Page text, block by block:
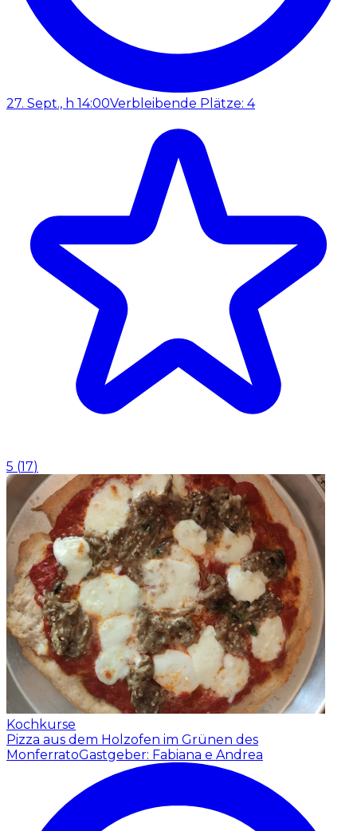
27. Sept., h 14:00Verbleibende Plätze: 4
5 (17)
Kochkurse
Pizza aus dem Holzofen im Grünen des
MonferratoGastgeber: Fabiana e Andrea